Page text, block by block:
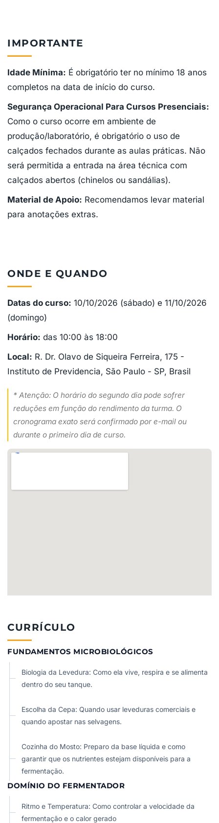
IMPORTANTE
Idade Mínima: É obrigatório ter no mínimo 18 anos
completos na data de início do curso.
Segurança Operacional Para Cursos Presenciais:
Como o curso ocorre em ambiente de
produção/laboratório, é obrigatório o uso de
calçados fechados durante as aulas práticas. Não
será permitida a entrada na área técnica com
calçados abertos (chinelos ou sandálias).
Material de Apoio: Recomendamos levar material
para anotações extras.
ONDE E QUANDO
Datas do curso: 10/10/2026 (sábado) e 11/10/2026
(domingo)
Horário: das 10:00 às 18:00
Local: R. Dr. Olavo de Siqueira Ferreira, 175 -
Instituto de Previdencia, São Paulo - SP, Brasil
* Atenção: O horário do segundo dia pode sofrer
reduções em função do rendimento da turma. O
cronograma exato será confirmado por e-mail ou
durante o primeiro dia de curso.
CURRÍCULO
FUNDAMENTOS MICROBIOLÓGICOS
Biologia da Levedura: Como ela vive, respira e se alimenta
dentro do seu tanque.
Escolha da Cepa: Quando usar leveduras comerciais e
quando apostar nas selvagens.
Cozinha do Mosto: Preparo da base líquida e como
garantir que os nutrientes estejam disponíveis para a
fermentação.
DOMÍNIO DO FERMENTADOR
Ritmo e Temperatura: Como controlar a velocidade da
fermentação e o calor gerado